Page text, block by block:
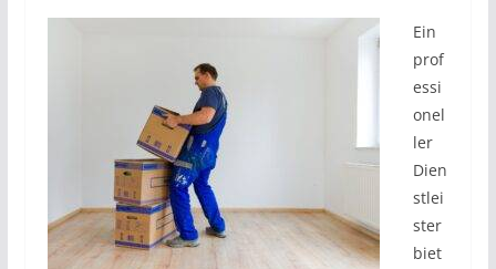
Ein
prof
essi
onel
ler
Dien
stlei
ster
biet